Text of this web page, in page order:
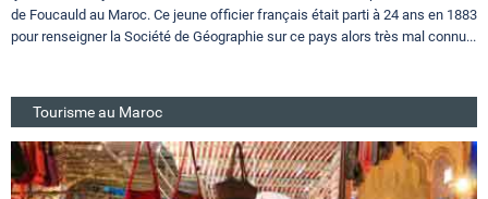
de Foucauld au Maroc. Ce jeune officier français était parti à 24 ans en 1883
pour renseigner la Société de Géographie sur ce pays alors très mal connu...
Tourisme au Maroc